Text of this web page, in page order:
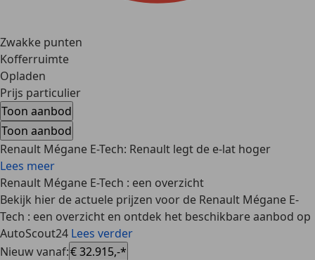
Zwakke punten
Kofferruimte
Opladen
Prijs particulier
Toon aanbod
Toon aanbod
Renault Mégane E-Tech: Renault legt de e-lat hoger
Lees meer
Renault Mégane E-Tech : een overzicht
Bekijk hier de actuele prijzen voor de Renault Mégane E-
Tech : een overzicht en ontdek het beschikbare aanbod op
AutoScout24 Lees verder
Nieuw vanaf:€ 32.915,-*